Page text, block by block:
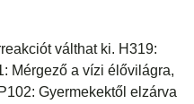
válthat ki. H319:
Mérgező a vízi élővilágra,
Gyermekektől elzárva